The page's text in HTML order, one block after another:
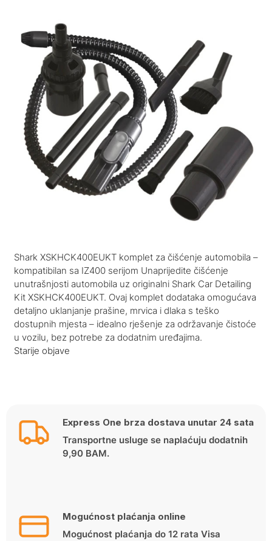
Shark XSKHCK400EUKT komplet za čišćenje automobila –
kompatibilan sa IZ400 serijom Unaprijedite čišćenje
unutrašnjosti automobila uz originalni Shark Car Detailing
Kit XSKHCK400EUKT. Ovaj komplet dodataka omogućava
detaljno uklanjanje prašine, mrvica i dlaka s teško
dostupnih mjesta – idealno rješenje za održavanje čistoće
u vozilu, bez potrebe za dodatnim uređajima.
Navigacija
Starije objave
Express One brza dostava unutar 24 sata
Transportne usluge se naplaćuju dodatnih
9,90 BAM.
Mogućnost plaćanja online
Mogućnost plaćanja do 12 rata Visa